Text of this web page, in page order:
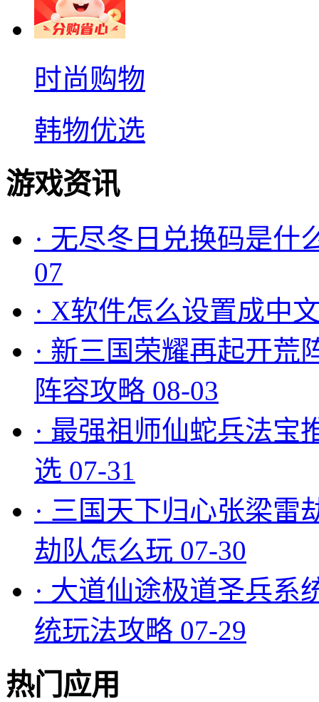
时尚购物
韩物优选
游戏资讯
· 无尽冬日兑换码是什
07
· X软件怎么设置成中
· 新三国荣耀再起开荒
阵容攻略 08-03
· 最强祖师仙蛇兵法宝
选 07-31
· 三国天下归心张梁雷
劫队怎么玩 07-30
· 大道仙途极道圣兵系
统玩法攻略 07-29
热门应用